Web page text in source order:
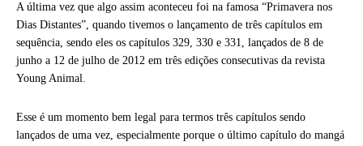
A última vez que algo assim aconteceu foi na famosa “Primavera nos
Dias Distantes”, quando tivemos o lançamento de três capítulos em
sequência, sendo eles os capítulos 329, 330 e 331, lançados de 8 de
junho a 12 de julho de 2012 em três edições consecutivas da revista
Young Animal.
Esse é um momento bem legal para termos três capítulos sendo
lançados de uma vez, especialmente porque o último capítulo do mangá